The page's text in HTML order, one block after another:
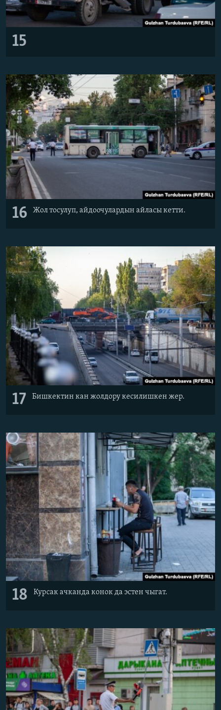
15
16 Жол тосулуп, айдоочулардын айласы кетти.
17 Бишкектин кан жолдору кесилишкен жер.
18 Курсак ачканда конок да эстен чыгат.